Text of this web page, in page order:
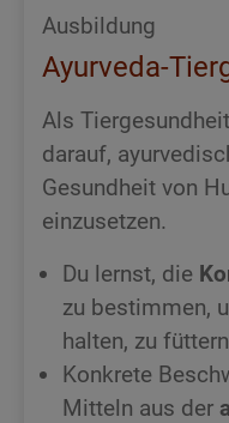
Ausbildung
Ayurveda-
Als
darauf,
Gesundheit von
einzusetzen.
Du lernst, die
zu bestimmen,
halten, zu
Konkrete
Mitteln aus der